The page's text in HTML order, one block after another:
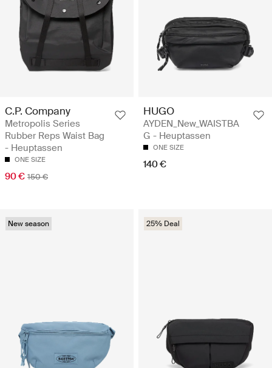
C.P. Company
Metropolis Series
Rubber Reps Waist Bag
- Heuptassen
ONE SIZE
90 € 150 €
HUGO
AYDEN_New_WAISTBA
G - Heuptassen
ONE SIZE
140 €
New season 25% Deal